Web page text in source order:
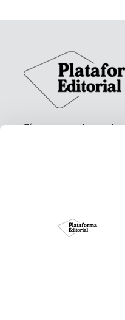
Síguenos en las redes